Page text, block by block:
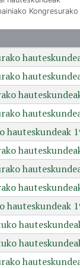
hauteskundeak
hauteskundeak